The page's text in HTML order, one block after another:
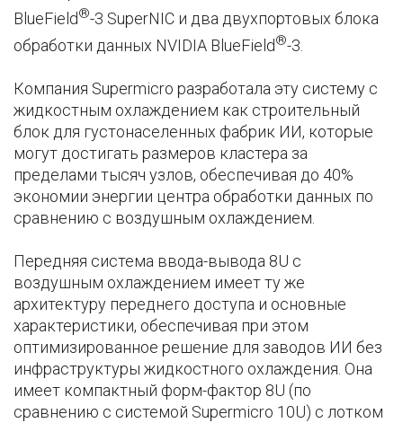
BlueField®-3 SuperNIC и два двухпортовых блока
обработки данных NVIDIA BlueField®-3.
Компания Supermicro разработала эту систему с
жидкостным охлаждением как строительный
блок для густонаселенных фабрик ИИ, которые
могут достигать размеров кластера за
пределами тысяч узлов, обеспечивая до 40%
экономии энергии центра обработки данных по
сравнению с воздушным охлаждением.
Передняя система ввода-вывода 8U с
воздушным охлаждением имеет ту же
архитектуру переднего доступа и основные
характеристики, обеспечивая при этом
оптимизированное решение для заводов ИИ без
инфраструктуры жидкостного охлаждения. Она
имеет компактный форм-фактор 8U (по
сравнению с системой Supermicro 10U) с лотком